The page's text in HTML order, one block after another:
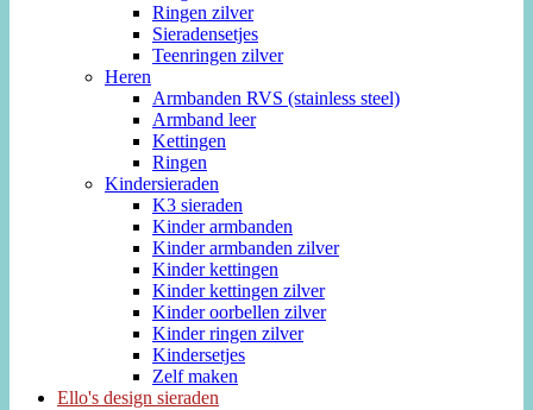
Ringen zilver
Sieradensetjes
Teenringen zilver
Heren
Armbanden RVS (stainless steel)
Armband leer
Kettingen
Ringen
Kindersieraden
K3 sieraden
Kinder armbanden
Kinder armbanden zilver
Kinder kettingen
Kinder kettingen zilver
Kinder oorbellen zilver
Kinder ringen zilver
Kindersetjes
Zelf maken
Ello's design sieraden